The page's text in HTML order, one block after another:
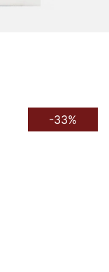
-33%